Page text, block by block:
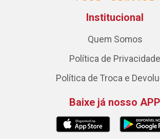
Institucional
Quem Somos
Política de Privacidade
Política de Troca e
Baixe já nosso APP